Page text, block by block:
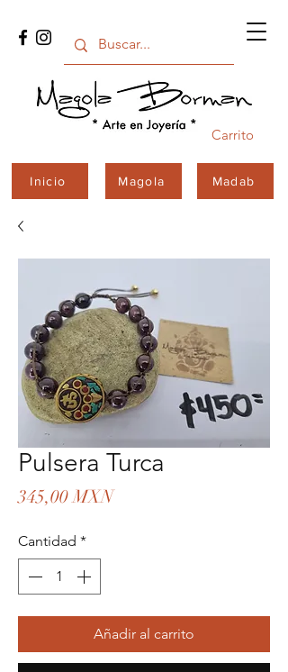
Carrito
Inicio Magola Madab
Pulsera Turca
345,00 MXNPrecio
Cantidad *
Añadir al carrito